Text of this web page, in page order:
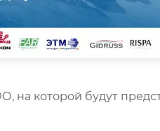
на которой будут